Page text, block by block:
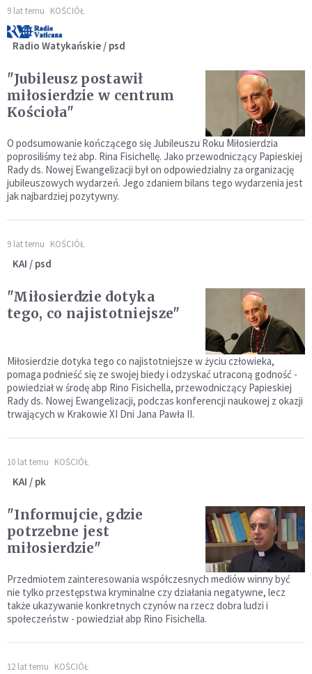
9 lat temu KOŚCIÓŁ
Radio Watykańskie / psd
"Jubileusz postawił
miłosierdzie w centrum
Kościoła"
O podsumowanie kończącego się Jubileuszu Roku Miłosierdzia
poprosiliśmy też abp. Rina Fisichellę. Jako przewodniczący Papieskiej
Rady ds. Nowej Ewangelizacji był on odpowiedzialny za organizację
jubileuszowych wydarzeń. Jego zdaniem bilans tego wydarzenia jest
jak najbardziej pozytywny.
9 lat temu KOŚCIÓŁ
KAI / psd
"Miłosierdzie dotyka
tego, co najistotniejsze"
Miłosierdzie dotyka tego co najistotniejsze w życiu człowieka,
pomaga podnieść się ze swojej biedy i odzyskać utraconą godność -
powiedział w środę abp Rino Fisichella, przewodniczący Papieskiej
Rady ds. Nowej Ewangelizacji, podczas konferencji naukowej z okazji
trwających w Krakowie XI Dni Jana Pawła II.
10 lat temu KOŚCIÓŁ
KAI / pk
"Informujcie, gdzie
potrzebne jest
miłosierdzie"
Przedmiotem zainteresowania współczesnych mediów winny być
nie tylko przestępstwa kryminalne czy działania negatywne, lecz
także ukazywanie konkretnych czynów na rzecz dobra ludzi i
społeczeństw - powiedział abp Rino Fisichella.
12 lat temu KOŚCIÓŁ